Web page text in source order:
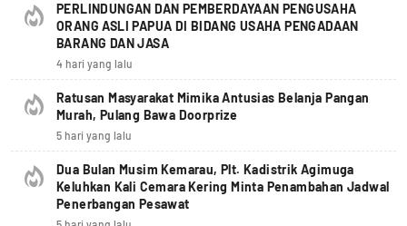
PERLINDUNGAN DAN PEMBERDAYAAN PENGUSAHA
ORANG ASLI PAPUA DI BIDANG USAHA PENGADAAN
BARANG DAN JASA
4 hari yang lalu
Ratusan Masyarakat Mimika Antusias Belanja Pangan
Murah, Pulang Bawa Doorprize
5 hari yang lalu
Dua Bulan Musim Kemarau, Plt. Kadistrik Agimuga
Keluhkan Kali Cemara Kering Minta Penambahan Jadwal
Penerbangan Pesawat